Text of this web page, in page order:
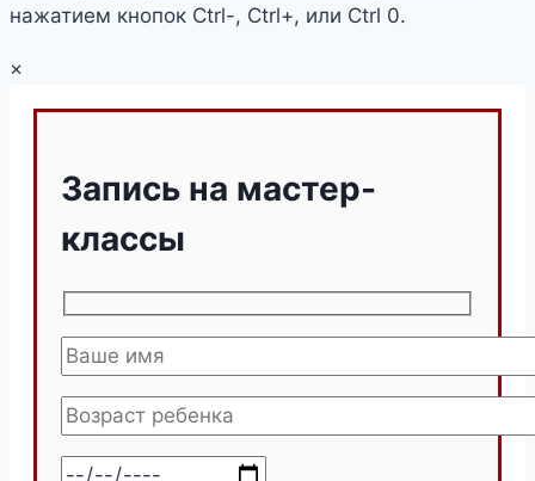
нажатием кнопок Ctrl-, Ctrl+, или Ctrl 0.
×
Запись на мастер-
классы